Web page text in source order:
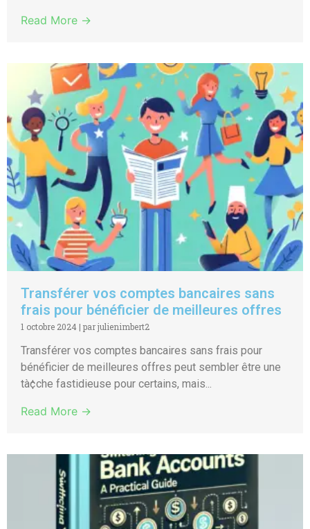
Read More →
Transférer vos comptes bancaires sans
frais pour bénéficier de meilleures offres
1 octobre 2024 | par julienimbert2
Transférer vos comptes bancaires sans frais pour
bénéficier de meilleures offres peut sembler être une
tà¢che fastidieuse pour certains, mais...
Read More →